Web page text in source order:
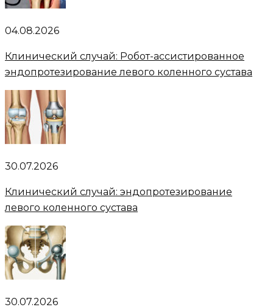
04.08.2026
Клинический случай: Робот-ассистированное
эндопротезирование левого коленного сустава
30.07.2026
Клинический случай: эндопротезирование
левого коленного сустава
30.07.2026